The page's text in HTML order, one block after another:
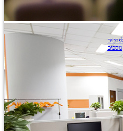
נוספים